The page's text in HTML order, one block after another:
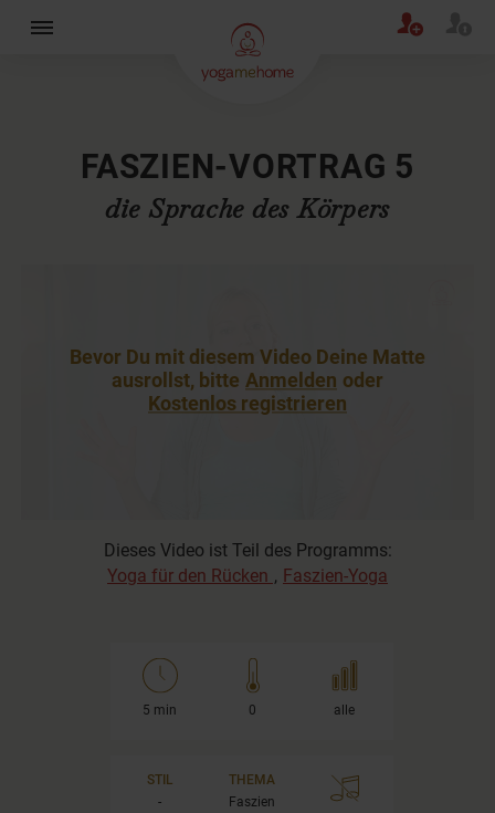
FASZIEN-VORTRAG 5
die Sprache des Körpers
Bevor Du mit diesem Video Deine Matte
ausrollst, bitte Anmelden oder
Kostenlos registrieren
Dieses Video ist Teil des Programms:
Yoga für den Rücken , Faszien-Yoga
5 min 0 alle
STIL
-
THEMA
Faszien